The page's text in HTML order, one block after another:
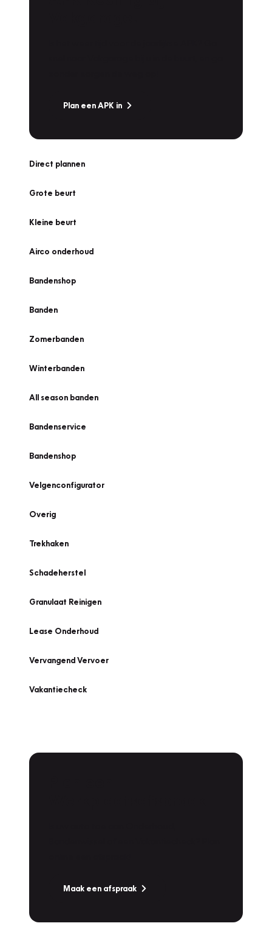
Plan een APK in
Direct plannen
Grote beurt
Kleine beurt
Airco onderhoud
Bandenshop
Banden
Zomerbanden
Winterbanden
All season banden
Bandenservice
Bandenshop
Velgenconfigurator
Overig
Trekhaken
Schadeherstel
Granulaat Reinigen
Lease Onderhoud
Vervangend Vervoer
Vakantiecheck
Maak een afspraak